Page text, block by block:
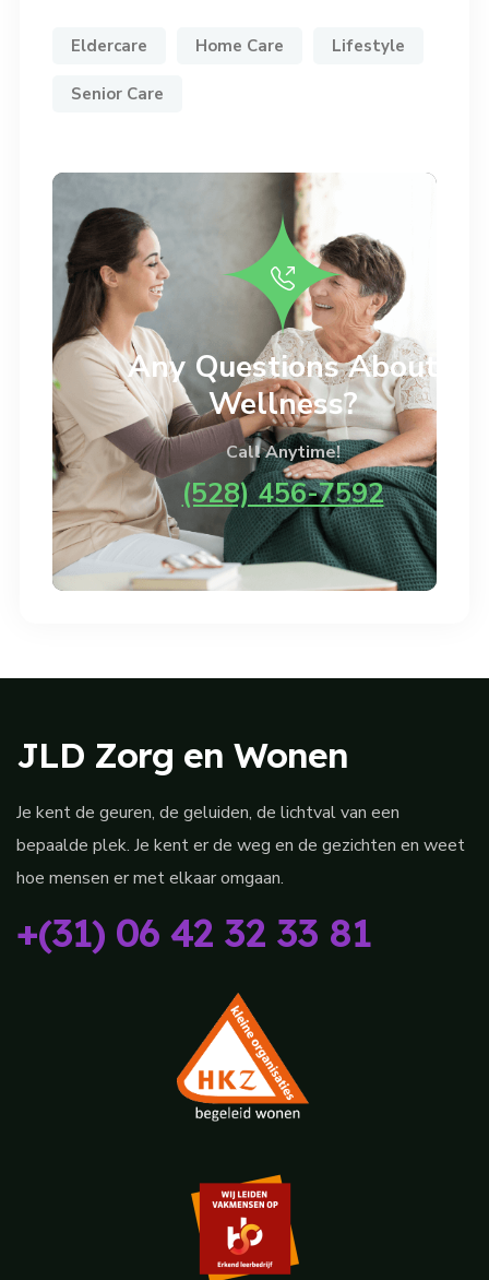
Eldercare Home Care Lifestyle
Senior Care
Any Questions About
Wellness?
Call Anytime!
(528) 456-7592
JLD Zorg en Wonen
Je kent de geuren, de geluiden, de lichtval van een
bepaalde plek. Je kent er de weg en de gezichten en weet
hoe mensen er met elkaar omgaan.
+(31) 06 42 32 33 81